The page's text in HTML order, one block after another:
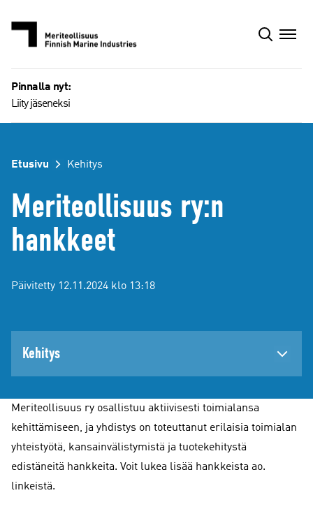
sisältöön
Pinnalla nyt:
Liity jäseneksi
Etusivu Kehitys
Meriteollisuus ry:n
hankkeet
Päivitetty 12.11.2024 klo 13:18
Kehitys
Meriteollisuus ry osallistuu aktiivisesti toimialansa
kehittämiseen, ja yhdistys on toteuttanut erilaisia toimialan
yhteistyötä, kansainvälistymistä ja tuotekehitystä
edistäneitä hankkeita. Voit lukea lisää hankkeista ao.
linkeistä.